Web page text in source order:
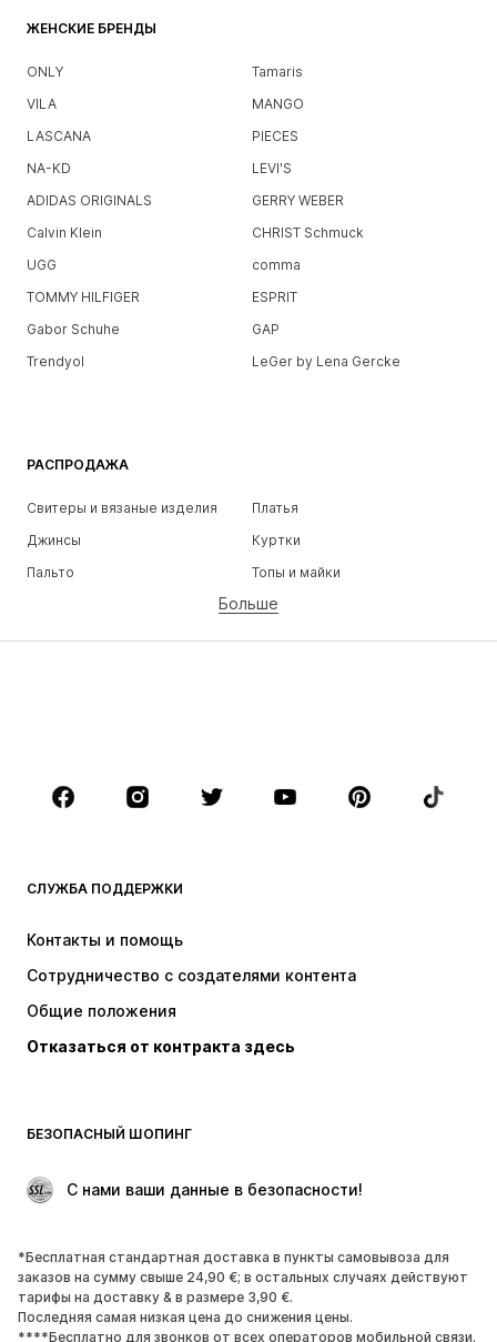
ЖЕНСКИЕ БРЕНДЫ
ONLY
Tamaris
VILA
MANGO
LASCANA
PIECES
NA-KD
LEVI'S
ADIDAS ORIGINALS
GERRY WEBER
Calvin Klein
CHRIST Schmuck
UGG
comma
TOMMY HILFIGER
ESPRIT
Gabor Schuhe
GAP
Trendyol
LeGer by Lena Gercke
РАСПРОДАЖА
Свитеры и вязаные изделия
Платья
Джинсы
Куртки
Пальто
Топы и майки
Белье
Юбки
Блузки и туники
Аксессуары
Премиум
НОВИНКИ
Куртки
Белье
Пальто
Юбки
Поводы
ЭКСКЛЮЗИВ
ОБУВЬ
НОВИНКИ
Модные тенденции
Кроссовки и кеды
Ботинки
Больше
СЛУЖБА ПОДДЕРЖКИ
Контакты и помощь
Сотрудничество с создателями контента
Общие положения
Отказаться от контракта здесь
БЕЗОПАСНЫЙ ШОПИНГ
С нами ваши данные в безопасности!
*Бесплатная стандартная доставка в пункты самовывоза для
заказов на сумму свыше 24,90 €; в остальных случаях действуют
тарифы на доставку & в размере 3,90 €.
Последняя самая низкая цена до снижения цены.
****Бесплатно для звонков от всех операторов мобильной связи.